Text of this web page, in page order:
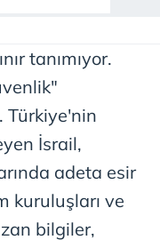
tanımıyor.
Türkiye'nin
İsrail,
adeta esir
kuruluşları ve
bilgiler,